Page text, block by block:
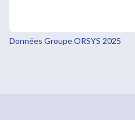
Données Groupe ORSYS 2025